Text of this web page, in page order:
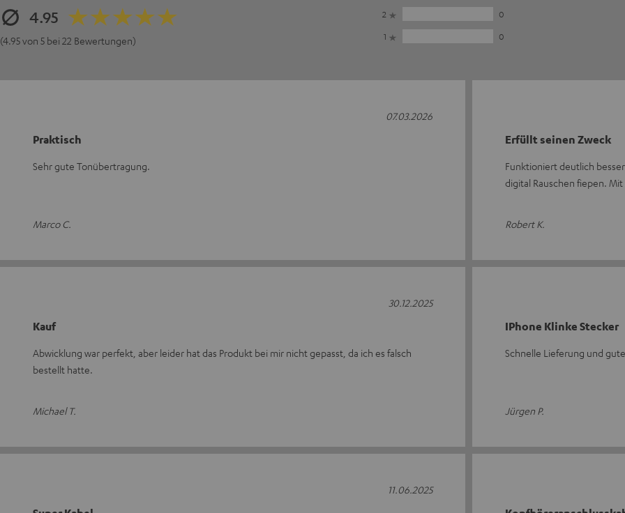
4.95
(4.95 von 5 bei 22 Bewertungen)
2
0
1
0
Praktisch
Sehr gute Tonübertragung.
Marco C.
07.03.2026
Erfüllt seinen Zweck
Funktioniert deutlich
digital Rauschen fiepen.
Robert K.
Kauf
Abwicklung war perfekt, aber leider hat das Produkt bei mir nicht gepasst, da ich es falsch
bestellt hatte.
Michael T.
30.12.2025
IPhone Klinke Stecker
Schnelle Lieferung und
Jürgen P.
11.06.2025